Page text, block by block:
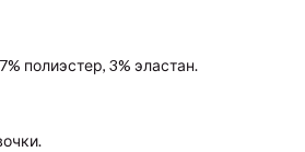
полиэстер, 3% эластан.